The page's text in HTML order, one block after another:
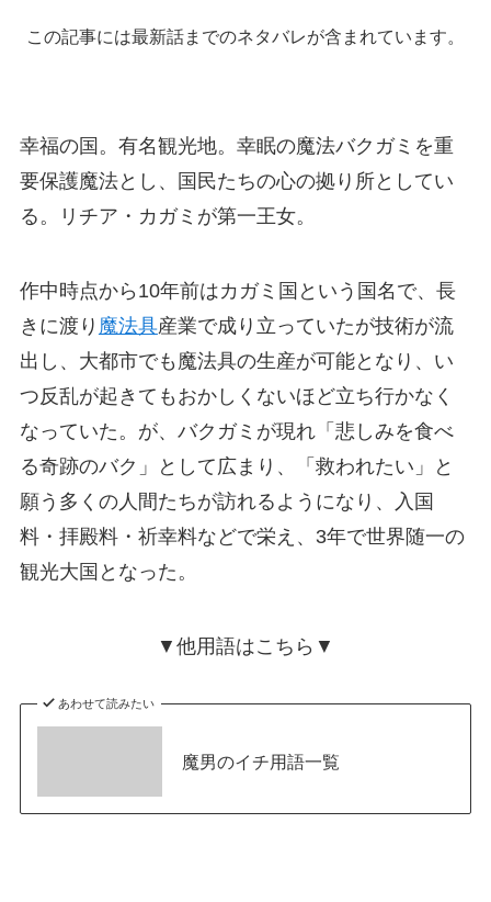
この記事には最新話までのネタバレが含まれています。
幸福の国。有名観光地。幸眠の魔法バクガミを重
要保護魔法とし、国民たちの心の拠り所としてい
る。リチア・カガミが第一王女。
作中時点から10年前はカガミ国という国名で、長
きに渡り 魔法具産業で成り立っていたが技術が流
出し、大都市でも魔法具の生産が可能となり、い
つ反乱が起きてもおかしくないほど立ち行かなく
なっていた。が、バクガミが現れ「悲しみを食べ
る奇跡のバク」として広まり、「救われたい」と
願う多くの人間たちが訪れるようになり、入国
料・拝殿料・祈幸料などで栄え、3年で世界随一の
観光大国となった。
▼他用語はこちら▼
あわせて読みたい
魔男のイチ用語一覧